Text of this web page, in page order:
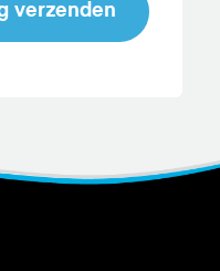
verzenden